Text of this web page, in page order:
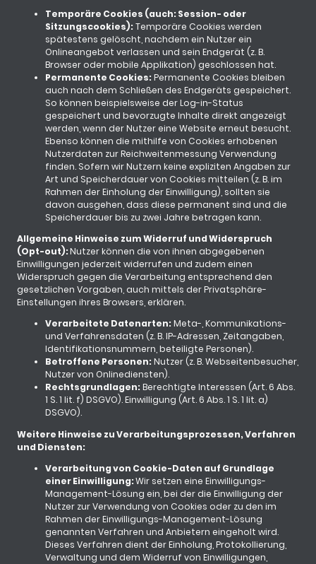
Temporäre Cookies (auch: Session- oder
Sitzungscookies): Temporäre Cookies werden
spätestens gelöscht, nachdem ein Nutzer ein
Onlineangebot verlassen und sein Endgerät (z. B.
Browser oder mobile Applikation) geschlossen hat.
Permanente Cookies: Permanente Cookies bleiben
auch nach dem Schließen des Endgeräts gespeichert.
So können beispielsweise der Log-in-Status
gespeichert und bevorzugte Inhalte direkt angezeigt
werden, wenn der Nutzer eine Website erneut besucht.
Ebenso können die mithilfe von Cookies erhobenen
Nutzerdaten zur Reichweitenmessung Verwendung
finden. Sofern wir Nutzern keine expliziten Angaben zur
Art und Speicherdauer von Cookies mitteilen (z. B. im
Rahmen der Einholung der Einwilligung), sollten sie
davon ausgehen, dass diese permanent sind und die
Speicherdauer bis zu zwei Jahre betragen kann.
Allgemeine Hinweise zum Widerruf und Widerspruch
(Opt-out):Nutzer können die von ihnen abgegebenen
Einwilligungen jederzeit widerrufen und zudem einen
Widerspruch gegen die Verarbeitung entsprechend den
gesetzlichen Vorgaben, auch mittels der Privatsphäre-
Einstellungen ihres Browsers, erklären.
Verarbeitete Datenarten: Meta-, Kommunikations-
und Verfahrensdaten (z. B. IP-Adressen, Zeitangaben,
Identifikationsnummern, beteiligte Personen).
Betroffene Personen: Nutzer (z. B. Webseitenbesucher,
Nutzer von Onlinediensten).
Rechtsgrundlagen: Berechtigte Interessen (Art. 6 Abs.
1 S. 1 lit. f) DSGVO). Einwilligung (Art. 6 Abs. 1 S. 1 lit. a)
DSGVO).
Weitere Hinweise zu Verarbeitungsprozessen, Verfahren
und Diensten:
Verarbeitung von Cookie-Daten auf Grundlage
einer Einwilligung:Wir setzen eine Einwilligungs-
Management-Lösung ein, bei der die Einwilligung der
Nutzer zur Verwendung von Cookies oder zu den im
Rahmen der Einwilligungs-Management-Lösung
genannten Verfahren und Anbietern eingeholt wird.
Dieses Verfahren dient der Einholung, Protokollierung,
Verwaltung und dem Widerruf von Einwilligungen,